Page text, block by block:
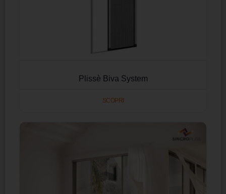
Plissè Biva System
SCOPRI